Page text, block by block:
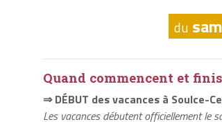
du
Quand commencent et
⇒ DÉBUT des vacances à Soulce-
Les vacances débutent officiellement le